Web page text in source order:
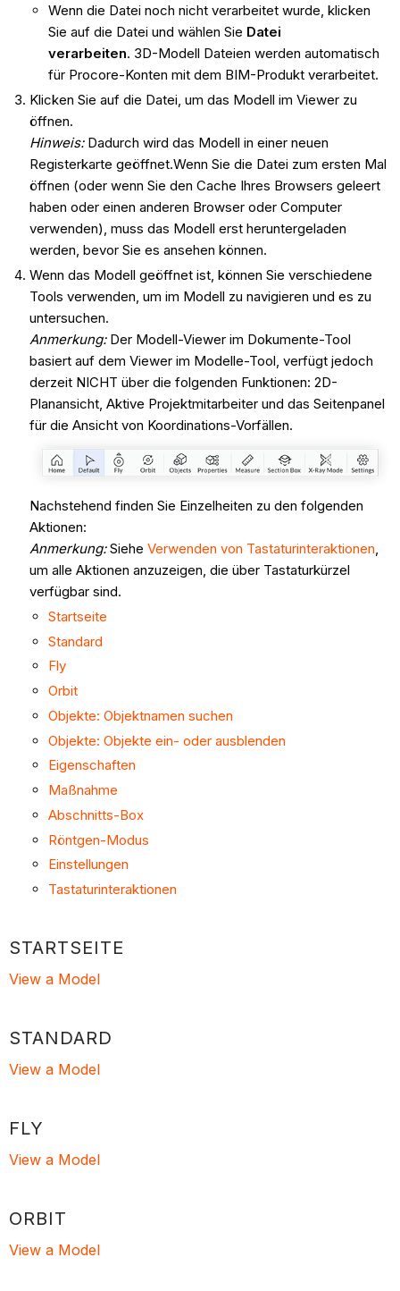
Wenn die Datei noch nicht verarbeitet wurde, klicken
Sie auf die Datei und wählen Sie Datei
verarbeiten. 3D-Modell Dateien werden automatisch
für Procore-Konten mit dem BIM-Produkt verarbeitet.
Klicken Sie auf die Datei, um das Modell im Viewer zu
öffnen.
Hinweis: Dadurch wird das Modell in einer neuen
Registerkarte geöffnet.Wenn Sie die Datei zum ersten Mal
öffnen (oder wenn Sie den Cache Ihres Browsers geleert
haben oder einen anderen Browser oder Computer
verwenden), muss das Modell erst heruntergeladen
werden, bevor Sie es ansehen können.
Wenn das Modell geöffnet ist, können Sie verschiedene
Tools verwenden, um im Modell zu navigieren und es zu
untersuchen.
Anmerkung: Der Modell-Viewer im Dokumente-Tool
basiert auf dem Viewer im Modelle-Tool, verfügt jedoch
derzeit NICHT über die folgenden Funktionen: 2D-
Planansicht, Aktive Projektmitarbeiter und das Seitenpanel
für die Ansicht von Koordinations-Vorfällen.
Nachstehend finden Sie Einzelheiten zu den folgenden
Aktionen:
Anmerkung:Siehe Verwenden von Tastaturinteraktionen,
um alle Aktionen anzuzeigen, die über Tastaturkürzel
verfügbar sind.
Startseite
Standard
Fly
Orbit
Objekte: Objektnamen suchen
Objekte: Objekte ein- oder ausblenden
Eigenschaften
Maßnahme
Abschnitts-Box
Röntgen-Modus
Einstellungen
Tastaturinteraktionen
STARTSEITE
View a Model
STANDARD
View a Model
FLY
View a Model
ORBIT
View a Model